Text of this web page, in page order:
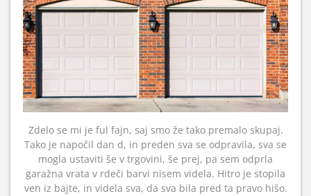
Zdelo se mi je ful fajn, saj smo že tako premalo skupaj.
Tako je napočil dan d, in preden sva se odpravila, sva se
mogla ustaviti še v trgovini, še prej, pa sem odprla
garažna vrata v rdeči barvi nisem videla. Hitro je stopila
ven iz bajte, in videla sva, da sva bila pred ta pravo hišo.